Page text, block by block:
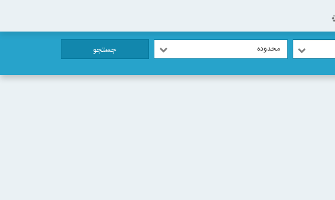
محدوده جستجو